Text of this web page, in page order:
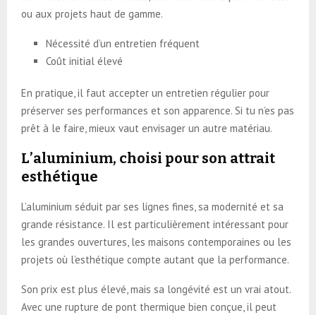
ou aux projets haut de gamme.
Nécessité d’un entretien fréquent
Coût initial élevé
En pratique, il faut accepter un entretien régulier pour
préserver ses performances et son apparence. Si tu n’es pas
prêt à le faire, mieux vaut envisager un autre matériau.
L’aluminium, choisi pour son attrait
esthétique
L’aluminium séduit par ses lignes fines, sa modernité et sa
grande résistance. Il est particulièrement intéressant pour
les grandes ouvertures, les maisons contemporaines ou les
projets où l’esthétique compte autant que la performance.
Son prix est plus élevé, mais sa longévité est un vrai atout.
Avec une rupture de pont thermique bien conçue, il peut